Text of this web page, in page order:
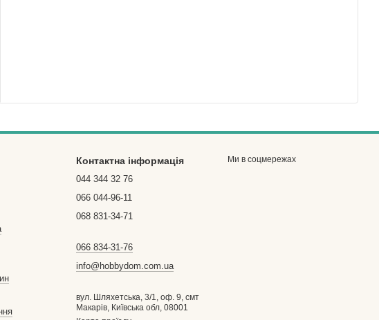
Контактна інформація
044 344 32 76
066 044-96-11
068 831-34-71
066 834-31-76
info@hobbydom.com.ua
вул. Шляхетська, 3/1, оф. 9, смт
Макарів, Київська обл, 08001
Ми в соцмережах